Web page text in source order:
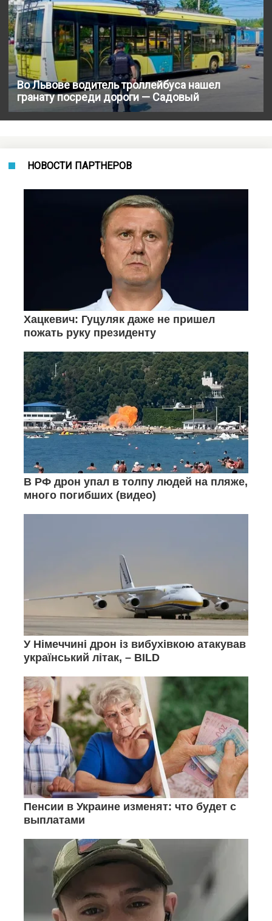
Во Львове водитель троллейбуса нашел
гранату посреди дороги — Садовый
НОВОСТИ ПАРТНЕРОВ